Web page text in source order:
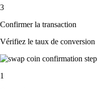
3
Confirmer la transaction
Vérifiez le taux de
1